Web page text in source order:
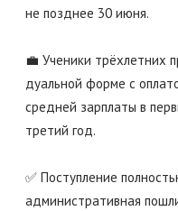
не позднее 30 июня.
💼 Ученики трёхлетних
дуальной форме с
средней зарплаты в
третий год.
✅ Поступление
административная